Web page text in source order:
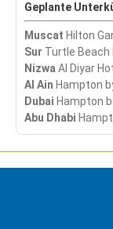
Geplante
Muscat Hilton
Sur Turtle Beach
Nizwa Al Diyar
Al Ain Hampton
Dubai Hampton
Abu Dhabi